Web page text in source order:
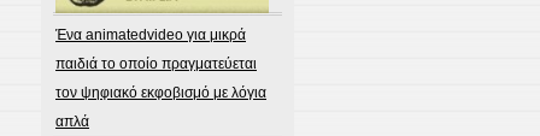
Ένα animatedvideo για μικρά
παιδιά το οποίο πραγματεύεται
τον ψηφιακό εκφοβισμό με λόγια
απλά